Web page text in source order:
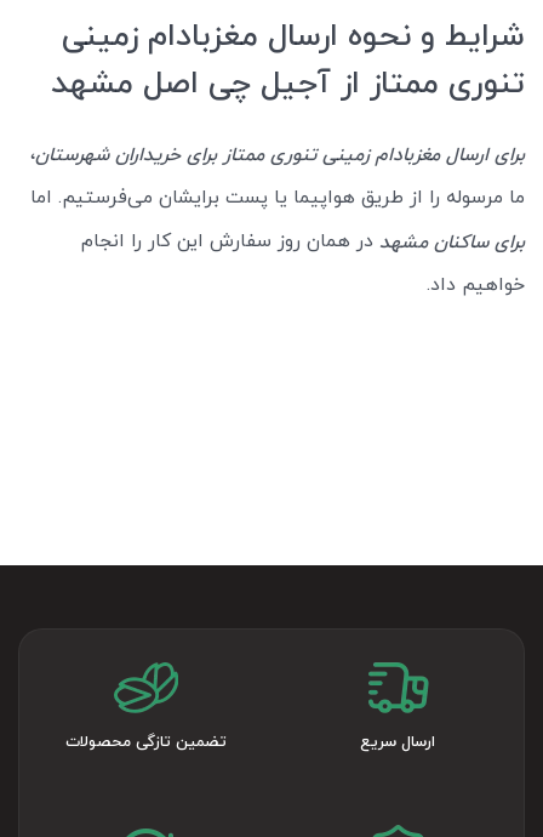
شرایط و نحوه ارسال مغزبادام زمینی
تنوری ممتاز از آجیل چی اصل مشهد
برای ارسال مغزبادام زمینی تنوری ممتاز برای خریداران شهرستان،
ما مرسوله را از طریق هواپیما یا پست برایشان می‌فرستیم. اما
برای ساکنان مشهد در همان روز سفارش این کار را انجام
خواهیم داد.
ارسال سریع تضمین تازگی محصولات